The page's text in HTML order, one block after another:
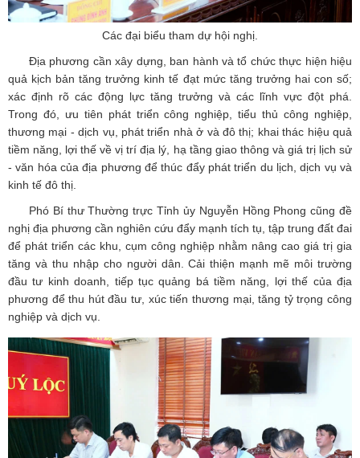
Các đại biểu tham dự hội nghị.
Địa phương cần xây dựng, ban hành và tổ chức thực hiện hiệu
quả kịch bản tăng trưởng kinh tế đạt mức tăng trưởng hai con số;
xác định rõ các động lực tăng trưởng và các lĩnh vực đột phá.
Trong đó, ưu tiên phát triển công nghiệp, tiểu thủ công nghiệp,
thương mại - dịch vụ, phát triển nhà ở và đô thị; khai thác hiệu quả
tiềm năng, lợi thế về vị trí địa lý, hạ tầng giao thông và giá trị lịch sử
- văn hóa của địa phương để thúc đẩy phát triển du lịch, dịch vụ và
kinh tế đô thị.
Phó Bí thư Thường trực Tỉnh ủy Nguyễn Hồng Phong cũng đề
nghị địa phương cần nghiên cứu đẩy mạnh tích tụ, tập trung đất đai
để phát triển các khu, cụm công nghiệp nhằm nâng cao giá trị gia
tăng và thu nhập cho người dân. Cải thiện mạnh mẽ môi trường
đầu tư kinh doanh, tiếp tục quảng bá tiềm năng, lợi thế của địa
phương để thu hút đầu tư, xúc tiến thương mại, tăng tỷ trọng công
nghiệp và dịch vụ.